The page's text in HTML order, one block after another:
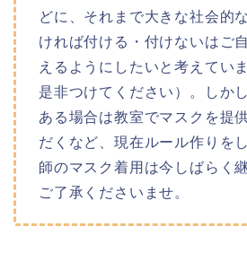
どに、それまで大きな社会的
ければ付ける・付けないはご
えるようにしたいと考えてい
是非つけてください）。しか
ある場合は教室でマスクを提
だくなど、現在ルール作りを
師のマスク着用は今しばらく
ご了承くださいませ。